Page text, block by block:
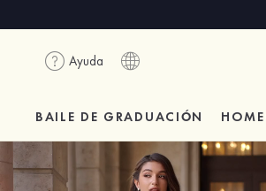
Ayuda
BAILE DE GRADUACIÓN